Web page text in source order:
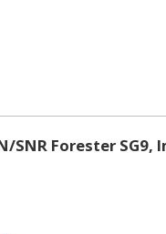
Forester SG9,